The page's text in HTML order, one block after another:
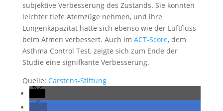
subjektive Verbesserung des Zustands. Sie konnten
leichter tiefe Atemzüge nehmen, und ihre
Lungenkapazität hatte sich ebenso wie der Luftfluss
beim Atmen verbessert. Auch im ACT-Score, dem
Asthma Control Test, zeigte sich zum Ende der
Studie eine signifkante Verbesserung.
Quelle: Carstens-Stiftung